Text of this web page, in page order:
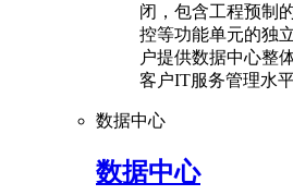
闭，包含工程预制
控等功能单元的独
户提供数据中心整
客户IT服务管理水平
数据中心
数据中心